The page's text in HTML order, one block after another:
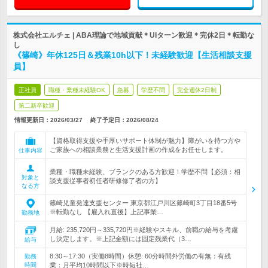
株式会社エルチェ | ABA理論で地域貢献＊UIターン歓迎＊完休2日＊転勤な
し
《篠崎》年休125日＆残業10h以下！未経験歓迎【生活相談支援
員】
正社員 職種・業種未経験OK 急募 学歴不問 完全週休2日制
第二新卒歓迎
情報更新日：2026/03/27 終了予定日： 2026/08/24
仕事内容
【資格取得支援や手厚いサポート体制が魅力】障がいを持つ方や
ご家族への相談業務と生活支援計画の作成をお任せします。
対象と
なる方
業種・職種未経験、ブランクのある方歓迎！学歴不問【必須：相
談支援従事者初任者研修修了者の方】
勤務地
篠崎児童発達支援センター 東京都江戸川区篠崎町3丁目18番5号
※転勤なし 【雇入れ直後】上記事業…
給与
月給: 235,720円～335,720円※経験やスキル、前職の給与を考慮
し決定します。※上記金額には固定残業代（3…
勤務
時間
8:30～17:30（実働8時間）休憩: 60分時間外労働の有無：有残
業：月平均10時間以下※時短社…